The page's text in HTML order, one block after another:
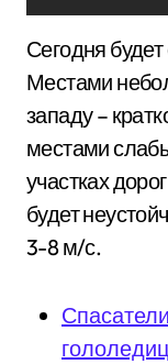
Сегодня
Местами
западу –
местами
участках
будет
3-8 м/с.